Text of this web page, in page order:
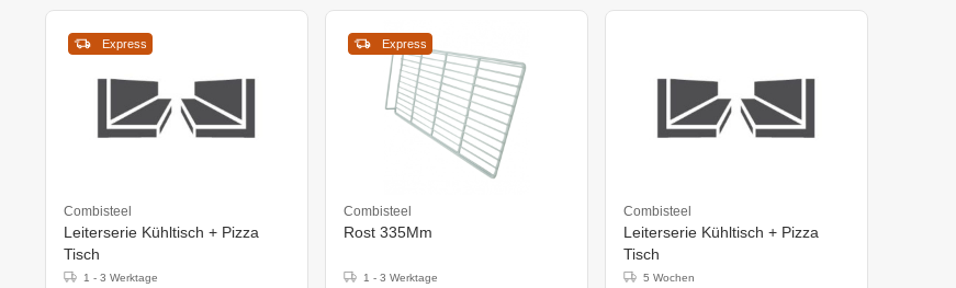
Express
Combisteel
Leiterserie Kühltisch + Pizza
Tisch
1 - 3 Werktage
Express
Combisteel
Rost 335Mm
1 - 3 Werktage
Combisteel
Leiterserie Kühltisch + Pizza
Tisch
5 Wochen